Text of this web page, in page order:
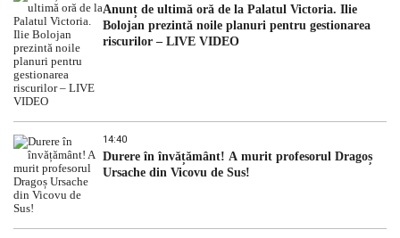
Anunț de ultimă oră de la Palatul Victoria. Ilie
Bolojan prezintă noile planuri pentru gestionarea
riscurilor – LIVE VIDEO
14:40
Durere în învățământ! A murit profesorul Dragoș
Ursache din Vicovu de Sus!